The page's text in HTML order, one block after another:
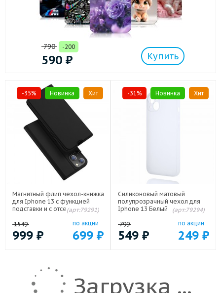
790 -200
590 ₽ Купить
-35% Новинка Хит
Магнитный флип чехол-книжка
для Iphone 13 с функцией
подставки и с отсеком для
(арт:79291)
1549
999 ₽
по акции
699 ₽
-31% Новинка Хит
Силиконовый матовый
полупрозрачный чехол для
Iphone 13 Белый
(арт:79294)
799
549 ₽
по акции
249 ₽
Загрузка ...